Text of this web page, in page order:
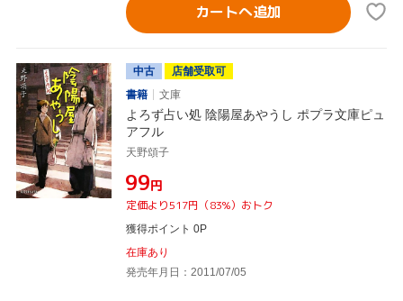
カートへ追加
中古
店舗受取可
書籍
文庫
よろず占い処 陰陽屋あやうし ポプラ文庫ピュ
アフル
天野頌子
¥99円
定価より517円（83%）おトク
獲得ポイント 0P
在庫あり
発売年月日：2011/07/05